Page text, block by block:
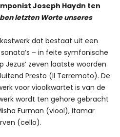
Joseph Haydn ten
letzten Worte unseres
dat bestaat uit een
– in feite symfonische
Jezus’ zeven laatste woorden
Presto (Il Terremoto). De
voor vioolkwartet is van de
wordt ten gehore gebracht
Furman (viool), Itamar
(cello).